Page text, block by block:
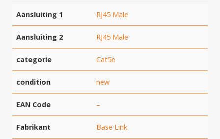
Aansluiting 1 RJ45 Male
Aansluiting 2 RJ45 Male
categorie Cat5e
condition new
EAN Code –
Fabrikant Base Link
Hartelijk dank!